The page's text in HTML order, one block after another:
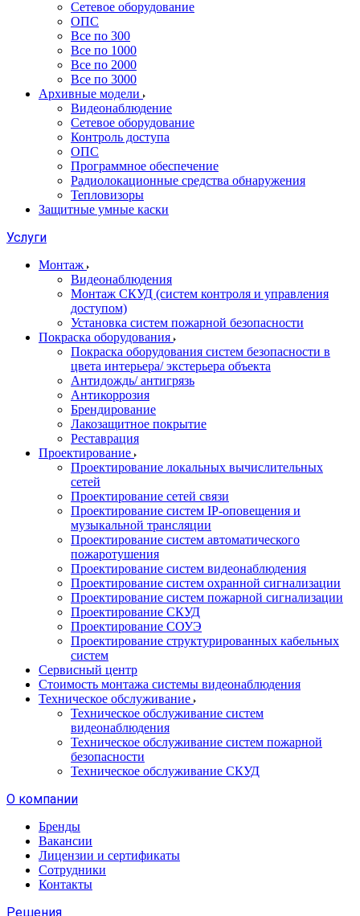
Сетевое оборудование
ОПС
Все по 300
Все по 1000
Все по 2000
Все по 3000
Архивные модели
Видеонаблюдение
Сетевое оборудование
Контроль доступа
ОПС
Программное обеспечение
Радиолокационные средства обнаружения
Тепловизоры
Защитные умные каски
Услуги
Монтаж
Видеонаблюдения
Монтаж СКУД (систем контроля и управления
доступом)
Установка систем пожарной безопасности
Покраска оборудования
Покраска оборудования систем безопасности в
цвета интерьера/ экстерьера объекта
Антидождь/ антигрязь
Антикоррозия
Брендирование
Лакозащитное покрытие
Реставрация
Проектирование
Проектирование локальных вычислительных
сетей
Проектирование сетей связи
Проектирование систем IP-оповещения и
музыкальной трансляции
Проектирование систем автоматического
пожаротушения
Проектирование систем видеонаблюдения
Проектирование систем охранной сигнализации
Проектирование систем пожарной сигнализации
Проектирование СКУД
Проектирование СОУЭ
Проектирование структурированных кабельных
систем
Сервисный центр
Стоимость монтажа системы видеонаблюдения
Техническое обслуживание
Техническое обслуживание систем
видеонаблюдения
Техническое обслуживание систем пожарной
безопасности
Техническое обслуживание СКУД
О компании
Бренды
Вакансии
Лицензии и сертификаты
Сотрудники
Контакты
Решения